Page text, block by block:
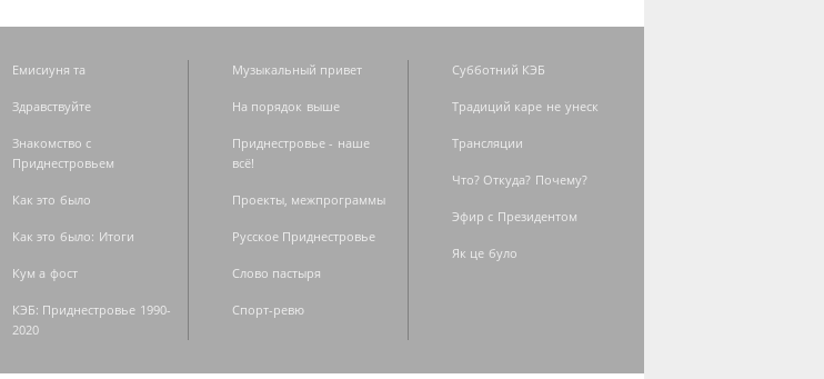
Емисиуня та
Здравствуйте
Знакомство с
Приднестровьем
Как это было
Как это было: Итоги
Кум а фост
КЭБ: Приднестровье 1990-
2020
Музыкальный привет
На порядок выше
Приднестровье - наше
всё!
Проекты, межпрограммы
Русское Приднестровье
Слово пастыря
Спорт-ревю
Субботний КЭБ
Традиций каре не унеск
Трансляции
Что? Откуда? Почему?
Эфир с Президентом
Як це було